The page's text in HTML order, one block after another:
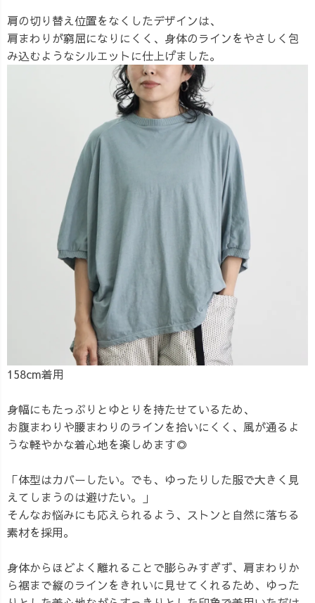
肩の切り替え位置をなくしたデザインは、
肩まわりが窮屈になりにくく、身体のラインをやさしく包
み込むようなシルエットに仕上げました。
158cm着用
身幅にもたっぷりとゆとりを持たせているため、
お腹まわりや腰まわりのラインを拾いにくく、風が通るよ
うな軽やかな着心地を楽しめます◎
「体型はカバーしたい。でも、ゆったりした服で大きく見
えてしまうのは避けたい。」
そんなお悩みにも応えられるよう、ストンと自然に落ちる
素材を採用。
身体からほどよく離れることで膨らみすぎず、肩まわりか
ら裾まで縦のラインをきれいに見せてくれるため、ゆった